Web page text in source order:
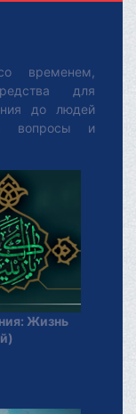
временем,
для
до людей
вопросы и
Жизнь